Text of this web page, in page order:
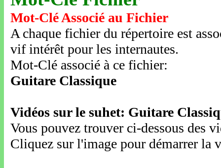
Mot-Clé Associé au Fichier
A chaque fichier du répertoire est
vif intérêt pour les internautes.
Mot-Clé associé à ce fichier:
Guitare Classique
Vidéos sur le suhet: Guitare
Vous pouvez trouver ci-dessous des
Cliquez sur l'image pour démarrer la